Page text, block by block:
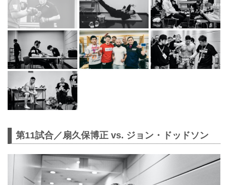
第11試合／扇久保博正 vs. ジョン・ドッドソン